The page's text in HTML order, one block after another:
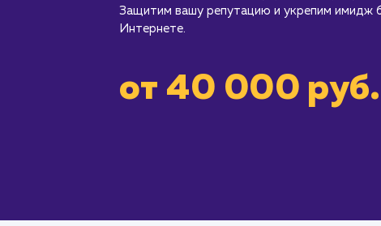
Защитим вашу репутацию и укрепим имидж
Интернете.
от 40 000 руб.